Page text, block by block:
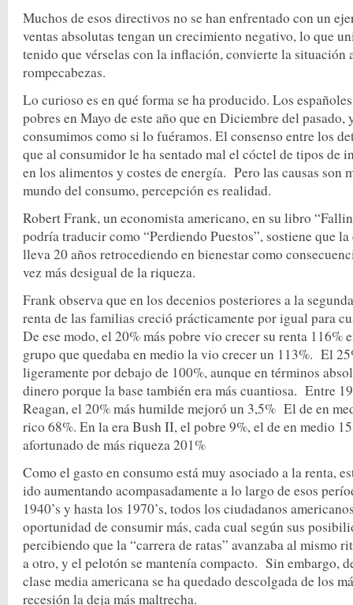
Muchos de esos directivos no se han enfrentado con un
ventas absolutas tengan un crecimiento negativo, lo que
tenido que vérselas con la inflación, convierte la situación
rompecabezas.
Lo curioso es en qué forma se ha producido. Los
pobres en Mayo de este año que en Diciembre del pasado,
consumimos como si lo fuéramos. El consenso entre los
que al consumidor le ha sentado mal el cóctel de tipos de
en los alimentos y costes de energía. Pero las causas son
mundo del consumo, percepción es realidad.
Robert Frank, un economista americano, en su libro
podría traducir como “Perdiendo Puestos”, sostiene que
lleva 20 años retrocediendo en bienestar como
vez más desigual de la riqueza.
Frank observa que en los decenios posteriores a la
renta de las familias creció prácticamente por igual para
De ese modo, el 20% más pobre vio crecer su renta
grupo que quedaba en medio la vio crecer un 113%. El
ligeramente por debajo de 100%, aunque en términos
dinero porque la base también era más cuantiosa. Entre
Reagan, el 20% más humilde mejoró un 3,5% El de en
rico 68%. En la era Bush II, el pobre 9%, el de en medio
afortunado de más riqueza 201%
Como el gasto en consumo está muy asociado a la renta,
ido aumentando acompasadamente a lo largo de esos
1940’s y hasta los 1970’s, todos los ciudadanos
oportunidad de consumir más, cada cual según sus
percibiendo que la “carrera de ratas” avanzaba al mismo
a otro, y el pelotón se mantenía compacto. Sin embargo,
clase media americana se ha quedado descolgada de los
recesión la deja más maltrecha.